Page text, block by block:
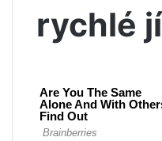
rychlé